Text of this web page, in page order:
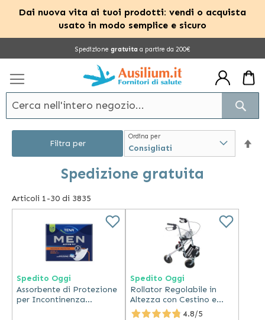
Dai nuova vita ai tuoi prodotti: vendi o acquista
usato in modo semplice e sicuro
Spedizione gratuita a partire da 200€
Spedizione gratuita
Articoli 1-30 di 3835
Ordina per
Spedito Oggi
Assorbente di Protezione
per Incontinenza
Spedito Oggi
Rollator Regolabile in
Altezza con Cestino e
Vassoio in Acciaio
4.8/5
Filtra per